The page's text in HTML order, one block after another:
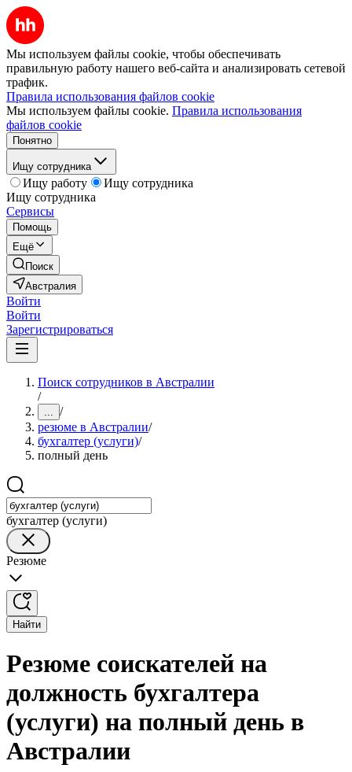
Мы используем файлы cookie, чтобы обеспечивать
правильную работу нашего веб-сайта и анализировать сетевой
трафик.
Правила использования файлов cookie
Мы используем файлы cookie. Правила использования
файлов cookie
Понятно
Ищу сотрудника
Ищу работу
Ищу сотрудника
Ищу сотрудника
Сервисы
Помощь
Ещё
Поиск
Австралия
Войти
Войти
Зарегистрироваться
Поиск сотрудников в Австралии
/
... /
резюме в Австралии/
бухгалтер (услуги)/
полный день
бухгалтер (услуги)
Резюме
Найти
Резюме соискателей на
должность бухгалтера
(услуги) на полный день в
Австралии